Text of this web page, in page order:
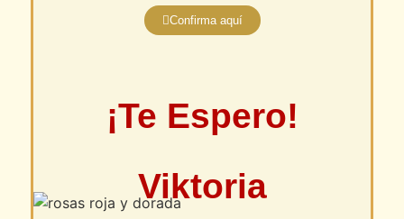
Confirma aquí
¡Te Espero!
Viktoria